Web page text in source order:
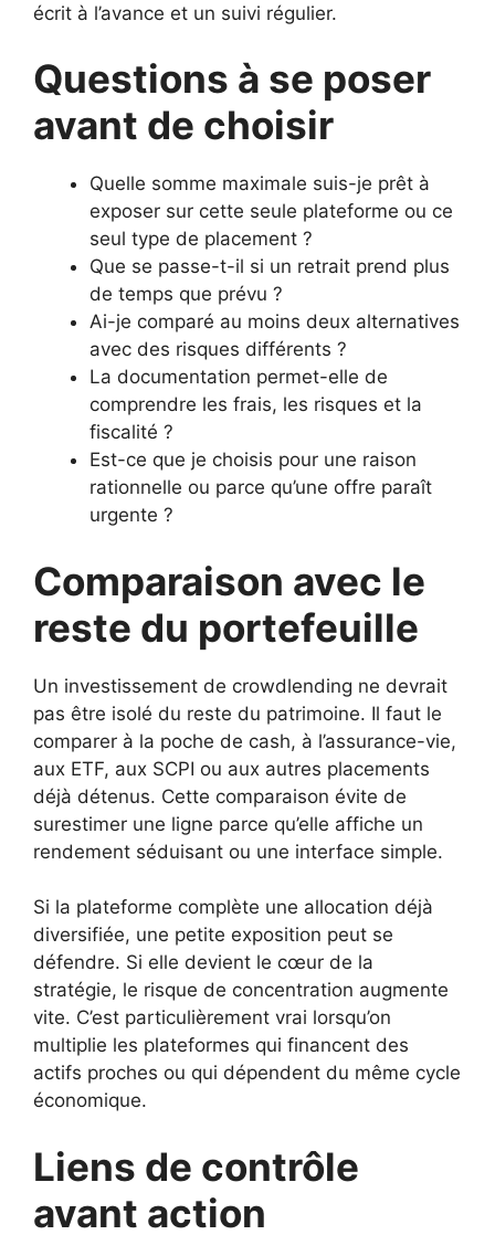
écrit à l’avance et un suivi régulier.
Questions à se poser
avant de choisir
Quelle somme maximale suis-je prêt à
exposer sur cette seule plateforme ou ce
seul type de placement ?
Que se passe-t-il si un retrait prend plus
de temps que prévu ?
Ai-je comparé au moins deux alternatives
avec des risques différents ?
La documentation permet-elle de
comprendre les frais, les risques et la
fiscalité ?
Est-ce que je choisis pour une raison
rationnelle ou parce qu’une offre paraît
urgente ?
Comparaison avec le
reste du portefeuille
Un investissement de crowdlending ne devrait
pas être isolé du reste du patrimoine. Il faut le
comparer à la poche de cash, à l’assurance-vie,
aux ETF, aux SCPI ou aux autres placements
déjà détenus. Cette comparaison évite de
surestimer une ligne parce qu’elle affiche un
rendement séduisant ou une interface simple.
Si la plateforme complète une allocation déjà
diversifiée, une petite exposition peut se
défendre. Si elle devient le cœur de la
stratégie, le risque de concentration augmente
vite. C’est particulièrement vrai lorsqu’on
multiplie les plateformes qui financent des
actifs proches ou qui dépendent du même cycle
économique.
Liens de contrôle
avant action